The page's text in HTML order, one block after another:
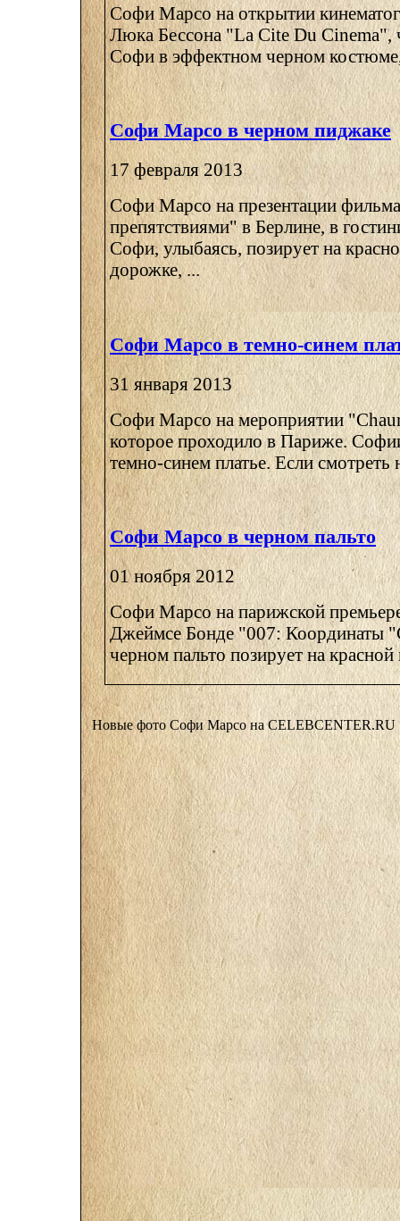
Софи Марсо на открытии
Люка Бессона "La Cite Du Cinema",
Софи в эффектном черном костюме,
Софи Марсо в черном пиджаке
17 февраля 2013
Софи Марсо на презентации
препятствиями" в Берлине, в
Софи, улыбаясь, позирует на
дорожке, ...
Софи Марсо в темно-синем
31 января 2013
Софи Марсо на мероприятии
которое проходило в Париже.
темно-синем платье. Если смотреть
Софи Марсо в черном пальто
01 ноября 2012
Софи Марсо на парижской
Джеймсе Бонде "007: Координаты
черном пальто позирует на
Новые фото Софи Марсо на